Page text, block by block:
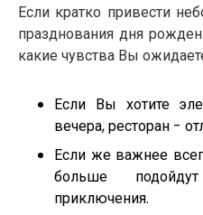
Если кратко привести
празднования дня
какие чувства Вы
Если Вы хотите
вечера, ресторан -
Если же важнее
больше
приключения.